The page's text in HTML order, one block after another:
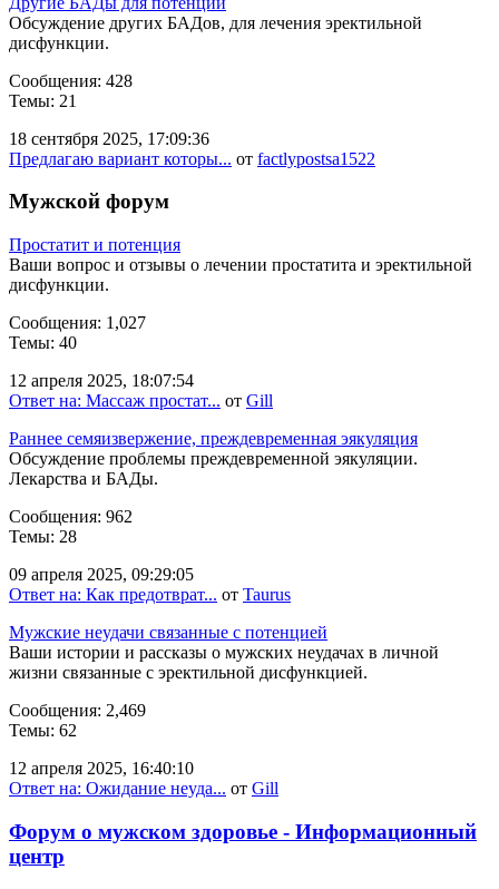
Обсуждение других БАДов, для лечения эректильной
дисфункции.
Сообщения: 428
Темы: 21
18 сентября 2025, 17:09:36
Предлагаю вариант которы... от factlypostsa1522
Мужской форум
Простатит и потенция
Ваши вопрос и отзывы о лечении простатита и эректильной
дисфункции.
Сообщения: 1,027
Темы: 40
12 апреля 2025, 18:07:54
Ответ на: Массаж простат... от Gill
Раннее семяизвержение, преждевременная эякуляция
Обсуждение проблемы преждевременной эякуляции.
Лекарства и БАДы.
Сообщения: 962
Темы: 28
09 апреля 2025, 09:29:05
Ответ на: Как предотврат... от Taurus
Мужские неудачи связанные с потенцией
Ваши истории и рассказы о мужских неудачах в личной
жизни связанные с эректильной дисфункцией.
Сообщения: 2,469
Темы: 62
12 апреля 2025, 16:40:10
Ответ на: Ожидание неуда... от Gill
Форум о мужском здоровье - Информационный
центр